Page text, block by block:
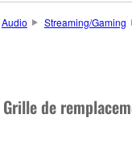
Audio Streaming/Gaming
Grille de